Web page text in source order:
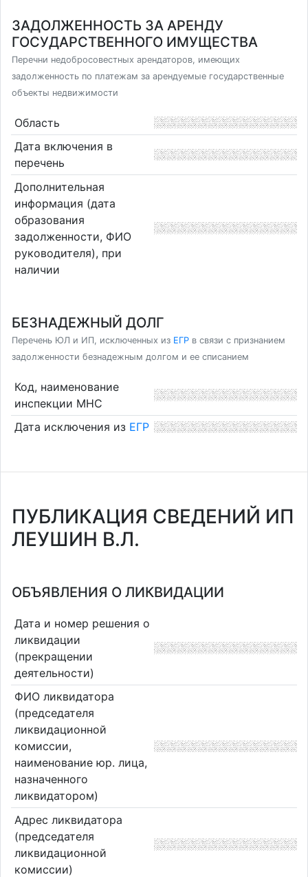
ЗАДОЛЖЕННОСТЬ ЗА АРЕНДУ
ГОСУДАРСТВЕННОГО ИМУЩЕСТВА
Перечни недобросовестных арендаторов, имеющих
задолженность по платежам за арендуемые государственные
объекты недвижимости
Область
Дата включения в
перечень
Дополнительная
информация (дата
образования
задолженности, ФИО
руководителя), при
наличии
БЕЗНАДЕЖНЫЙ ДОЛГ
Перечень ЮЛ и ИП, исключенных из ЕГР в связи с признанием
задолженности безнадежным долгом и ее списанием
Код, наименование
инспекции МНС
Дата исключения из ЕГР
ПУБЛИКАЦИЯ СВЕДЕНИЙ ИП
ЛЕУШИН В.Л.
ОБЪЯВЛЕНИЯ О ЛИКВИДАЦИИ
Дата и номер решения о
ликвидации
(прекращении
деятельности)
ФИО ликвидатора
(председателя
ликвидационной
комиссии,
наименование юр. лица,
назначенного
ликвидатором)
Адрес ликвидатора
(председателя
ликвидационной
комиссии)